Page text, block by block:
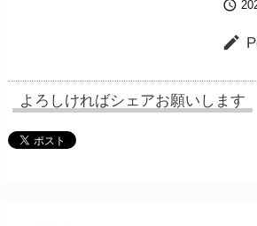


よろしければシェアお願いします